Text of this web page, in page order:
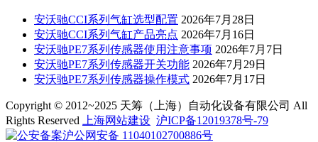
安沃驰CCI系列气缸选型配置 2026年7月28日
安沃驰CCI系列气缸产品亮点 2026年7月16日
安沃驰PE7系列传感器使用注意事项 2026年7月7日
安沃驰PE7系列传感器开关功能 2026年7月29日
安沃驰PE7系列传感器操作模式 2026年7月17日
Copyright © 2012~2025 天筹（上海）自动化设备有限公司 All
Rights Reserved
上海网站建设 沪ICP备12019378号-79
沪公网安备 11040102700886号